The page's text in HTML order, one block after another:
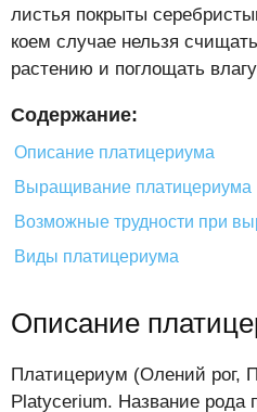
листья покрыты
коем случае нельзя
растению и поглощать
Содержание:
Описание платицериума
Выращивание платицериума
Возможные трудности при
Виды платицериума
Описание
Платицериум (Олений рог,
Platycerium. Название рода